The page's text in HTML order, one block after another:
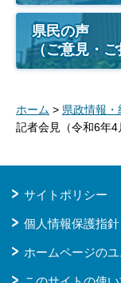
県民の声
（ご意見・ご
ホーム > 県政情報・
記者会見（令和6年4
サイトポリシー
個人情報保護指針
ホームページの